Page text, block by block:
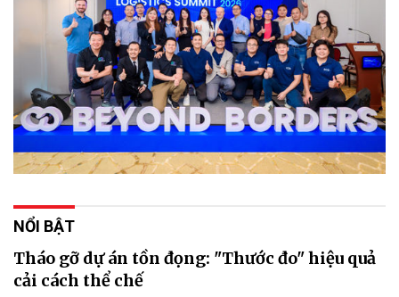
NỔI BẬT
Tháo gỡ dự án tồn đọng: "Thước đo" hiệu quả
cải cách thể chế